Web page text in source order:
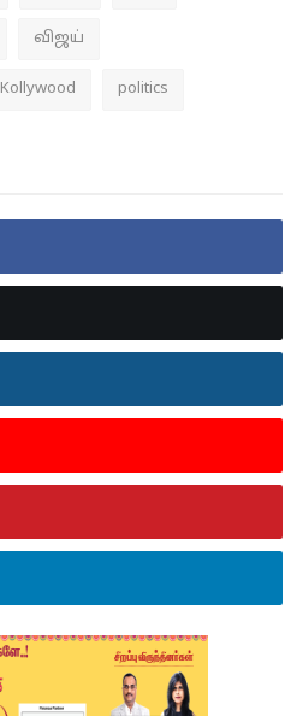
விஜய்
Kollywood politics